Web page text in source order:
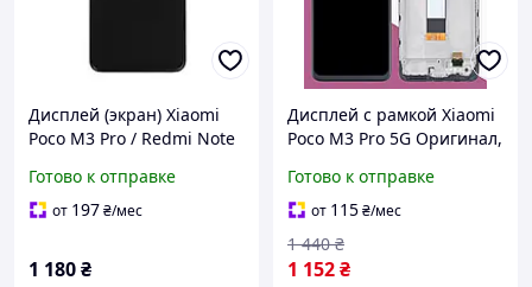
Дисплей (экран) Xiaomi
Poco M3 Pro / Redmi Note
сенсорным стеклом, С
рамкой, Черный
Готово к отправке
от 197₴/мес
1 180₴
Дисплей с рамкой Xiaomi
Poco M3 Pro 5G Оригинал,
Ксиоми Поко М3 Про, +
подарок (клей 15мл)
Готово к отправке
от 115₴/мес
1 152₴
1 440 ₴